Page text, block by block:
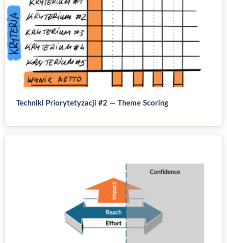
Techniki Priorytetyzacji #2 — Theme Scoring